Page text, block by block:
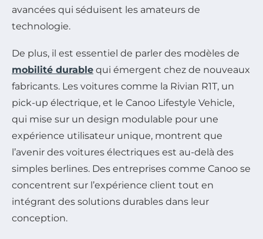
avancées qui séduisent les amateurs de
technologie.
De plus, il est essentiel de parler des modèles de
mobilité durable qui émergent chez de nouveaux
fabricants. Les voitures comme la Rivian R1T, un
pick-up électrique, et le Canoo Lifestyle Vehicle,
qui mise sur un design modulable pour une
expérience utilisateur unique, montrent que
l’avenir des voitures électriques est au-delà des
simples berlines. Des entreprises comme Canoo se
concentrent sur l’expérience client tout en
intégrant des solutions durables dans leur
conception.